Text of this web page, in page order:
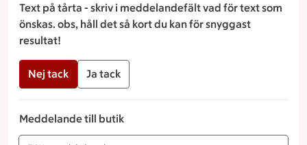
Text på tårta - skriv i meddelandefält vad för text som
önskas. obs, håll det så kort du kan för snyggast
resultat!
Nej tack Ja tack
Meddelande till butik